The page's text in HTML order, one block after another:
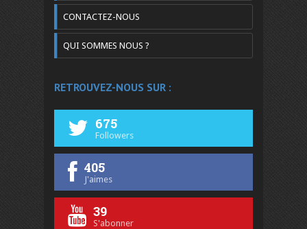
CONTACTEZ-NOUS
QUI SOMMES NOUS ?
RETROUVEZ-NOUS SUR :
675
Followers
405
J'aimes
39
S'abonner